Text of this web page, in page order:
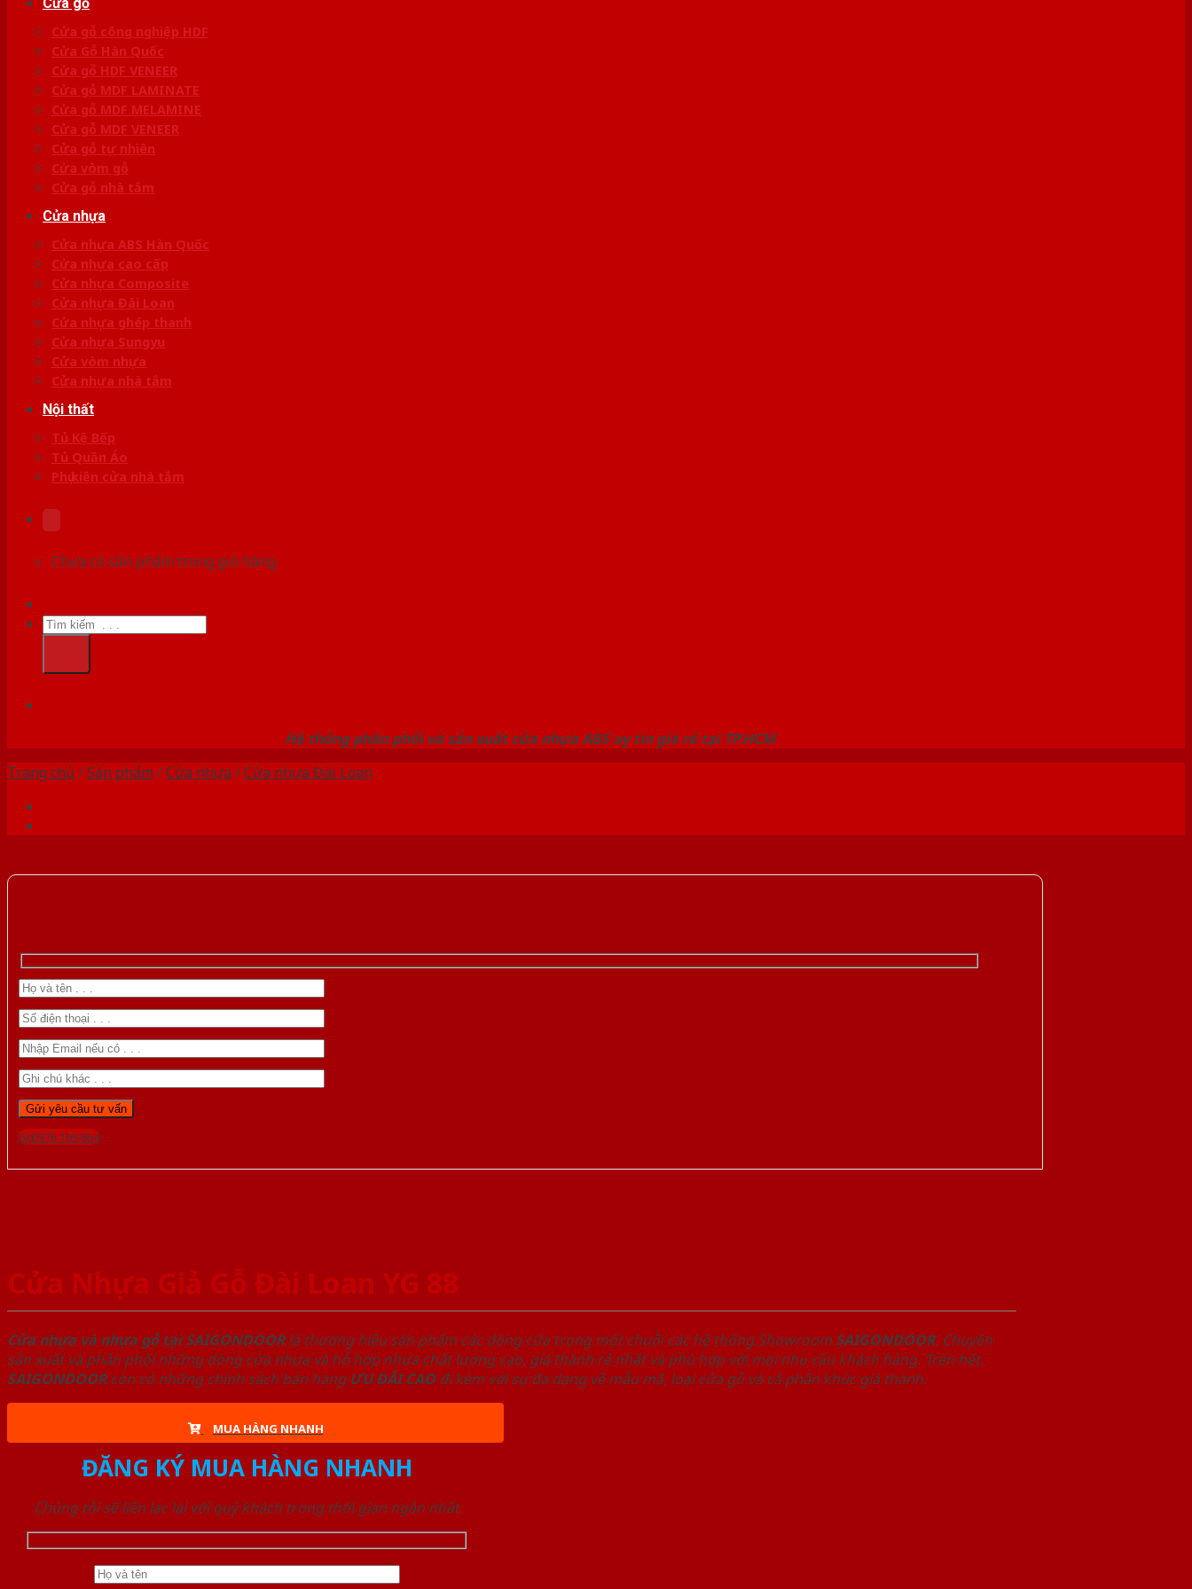
Cửa gỗ công nghiệp HDF
Cửa Gỗ Hàn Quốc
Cửa gỗ HDF VENEER
Cửa gỗ MDF LAMINATE
Cửa gỗ MDF MELAMINE
Cửa gỗ MDF VENEER
Cửa gỗ tự nhiên
Cửa vòm gỗ
Cửa gỗ nhà tắm
Cửa nhựa
Cửa nhựa ABS Hàn Quốc
Cửa nhựa cao cấp
Cửa nhựa Composite
Cửa nhựa Đài Loan
Cửa nhựa ghép thanh
Cửa nhựa Sungyu
Cửa vòm nhựa
Cửa nhựa nhà tắm
Nội thất
Tủ Kệ Bếp
Tủ Quần Áo
Phụ kiện cửa nhà tắm
Chưa có sản phẩm trong giỏ hàng.
Tìm
kiếm:
Hệ thống phân phối và sản xuất cửa nhựa ABS uy tín giá rẻ tại TP.HCM
Trang chủ /Sản phẩm /Cửa nhựa /Cửa nhựa Đài Loan
Gọi 0976.169.864
Cửa Nhựa Giả Gỗ Đài Loan YG 88
Cửa nhựa và nhựa gỗ tại SAIGONDOORlà thương hiệu sản phẩm các dòng cửa trong một chuỗi các hệ thống Showroom SAIGONDOOR. Chuyên
sản xuất và phân phối những dòng cửa nhựa và hỗ hợp nhựa chất lượng cao, giá thành rẻ nhất và phù hợp với mọi nhu cầu khách hàng. Trên hết,
SAIGONDOORcòn có những chính sách bán hàng ƯU ĐÃI CAOđi kèm với sự đa dạng về mẫu mã, loại cửa gỗ và cả phân khúc giá thành.
MUA HÀNG NHANH
ĐĂNG KÝ MUA HÀNG NHANH
Chúng tôi sẽ liên lạc lại với quý khách trong thời gian ngắn nhất